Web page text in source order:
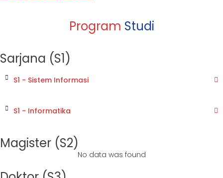
Program Studi
Sarjana (S1)
S1 - Sistem Informasi
S1 - Informatika
Magister (S2)
No data was found